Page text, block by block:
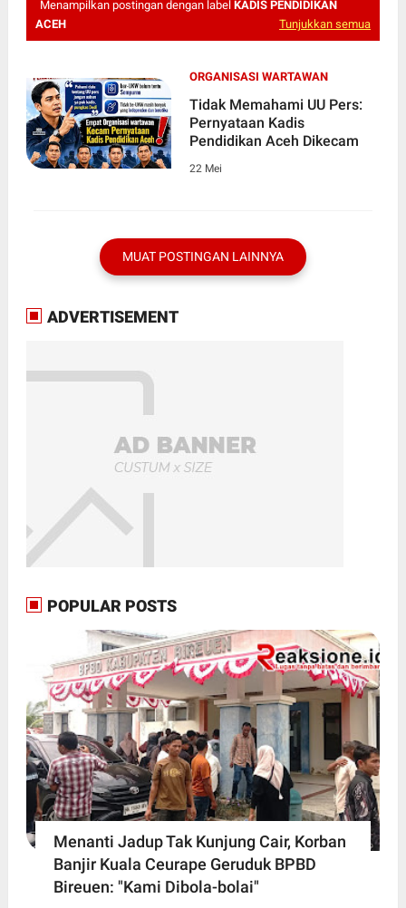
Menampilkan postingan dengan label KADIS PENDIDIKAN
ACEH
Tunjukkan semua
ORGANISASI WARTAWAN
Tidak Memahami UU Pers:
Pernyataan Kadis
Pendidikan Aceh Dikecam
22 Mei
MUAT POSTINGAN LAINNYA
ADVERTISEMENT
POPULAR POSTS
Menanti Jadup Tak Kunjung Cair, Korban
Banjir Kuala Ceurape Geruduk BPBD
Bireuen: "Kami Dibola-bolai"